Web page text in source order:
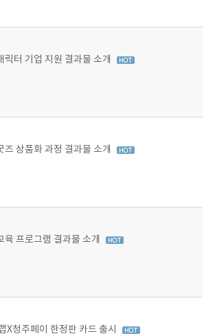
터 기업 지원 결과물 소개
상품화 과정 결과물 소개
프로그램 결과물 소개
X청주페이 한정판 카드 출시